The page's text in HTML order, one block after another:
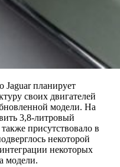
Jaguar планирует
своих двигателей
модели. На
3,8-литровый
присутствовало в
некоторой
некоторых
модели.